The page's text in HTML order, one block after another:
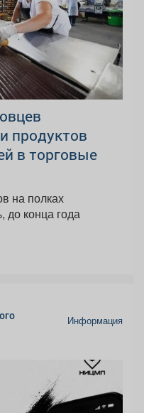
продуктов
в торговые
на полках
до конца года
Информация